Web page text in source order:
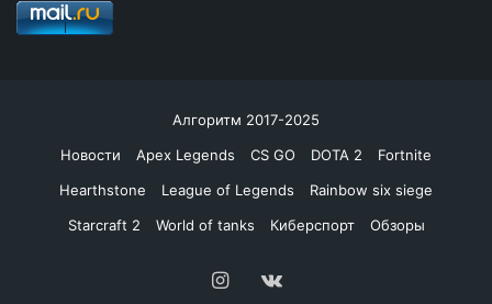
Алгоритм 2017-2025
Новости
Apex Legends CS GO DOTA 2
Fortnite
Hearthstone
League of Legends
Rainbow six siege
Starcraft 2
World of tanks Киберспорт Обзоры
Instagram